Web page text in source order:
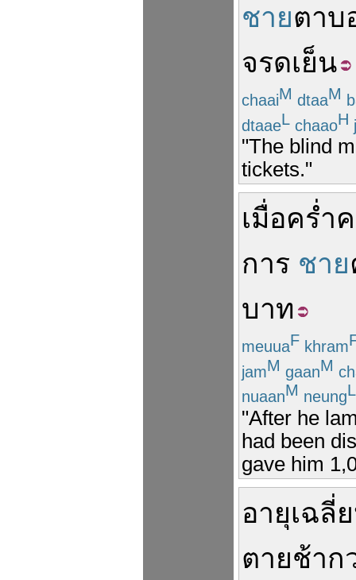
ชายตาบ
จรดเย็น
chaaiM dtaaM
dtaaeL chaaoH
"The blind
tickets."
เมื่อคร่ำ
การ ชาย
บาท
meuuaF khram
jamM gaanM
nuaanM neungL
"After he
had been
gave him
อายุเฉลี่ย
ตายช้าก